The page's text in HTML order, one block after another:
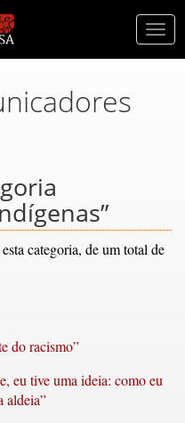
categoria, de um total de
do racismo”
eu tive uma ideia: como eu
aldeia”